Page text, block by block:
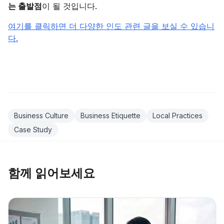
는 출발점이 될 것입니다.
여기를 클릭하면 더 다양한 인도 관련 글을 보실 수 있습니
다.
Business Culture Business Etiquette
Local Practices
Case Study
함께 읽어보세요